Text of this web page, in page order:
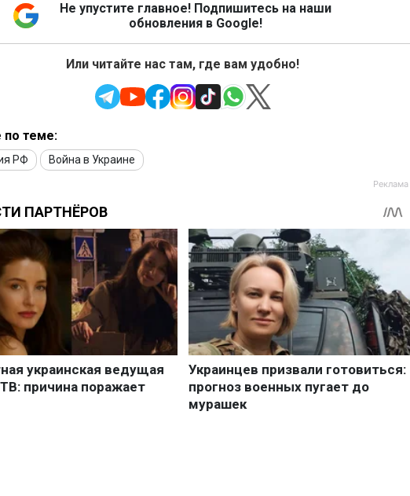
Не упустите главное! Подпишитесь на наши
обновления в Google!
Или читайте нас там, где вам удобно!
по теме:
РФ Война в Украине